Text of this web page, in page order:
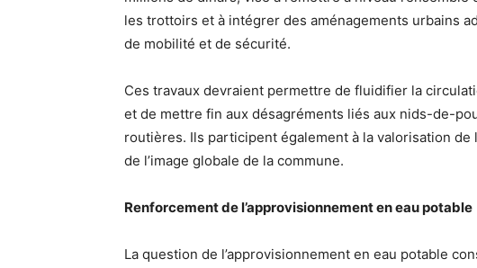
les trottoirs et à intégrer des aménagements urbains
de mobilité et de sécurité.
Ces travaux devraient permettre de fluidifier la
et de mettre fin aux désagréments liés aux nids-de-
routières. Ils participent également à la valorisation de
de l’image globale de la commune.
Renforcement de l’approvisionnement en eau potable
La question de l’approvisionnement en eau potable